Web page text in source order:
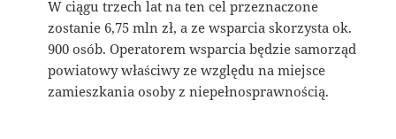
W ciągu trzech lat na ten cel przeznaczone
zostanie 6,75 mln zł, a ze wsparcia skorzysta ok.
900 osób. Operatorem wsparcia będzie samorząd
powiatowy właściwy ze względu na miejsce
zamieszkania osoby z niepełnosprawnością.